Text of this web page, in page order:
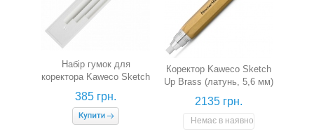
Набір гумок для
коректора Kaweco Sketch
Up (5,6 мм, 3 штуки)
385 грн.
Коректор Kaweco Sketch
Up Brass (латунь, 5,6 мм)
2135 грн.
Немає в наявності